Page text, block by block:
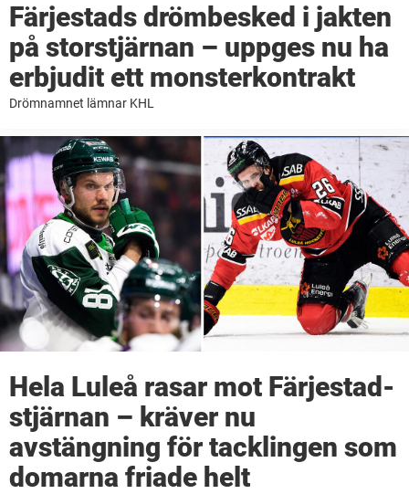
Färjestads drömbesked i jakten
på storstjärnan – uppges nu ha
erbjudit ett monsterkontrakt
Drömnamnet lämnar KHL
Hela Luleå rasar mot Färjestad-
stjärnan – kräver nu
avstängning för tacklingen som
domarna friade helt